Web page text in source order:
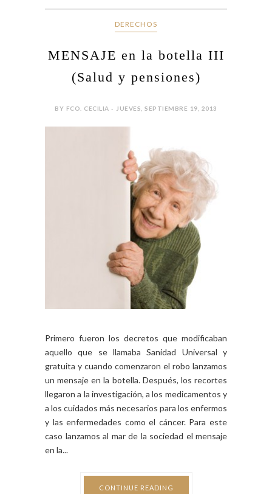
DERECHOS
MENSAJE en la botella III
(Salud y pensiones)
BY FCO. CECILIA - JUEVES, SEPTIEMBRE 19, 2013
Primero fueron los decretos que modificaban
aquello que se llamaba Sanidad Universal y
gratuita y cuando comenzaron el robo lanzamos
un mensaje en la botella. Después, los recortes
llegaron a la investigación, a los medicamentos y
a los cuidados más necesarios para los enfermos
y las enfermedades como el cáncer. Para este
caso lanzamos al mar de la sociedad el mensaje
en la...
CONTINUE READING